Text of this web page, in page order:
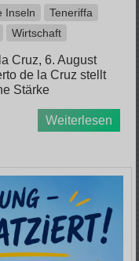
Inseln
Teneriffa
Wirtschaft
Cruz, 6. August
de la Cruz stellt
Stärke
Weiterlesen